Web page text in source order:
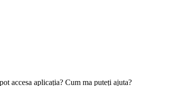
accesa aplicația? Cum ma puteți ajuta?